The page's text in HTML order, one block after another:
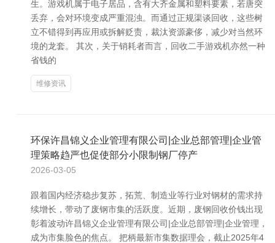
生。游戏机属于电子居品，含有大齐金属和塑料要素，若唐突
丢弃，会对环境变成严重混浊。而通过正规渠谈回收，这些树
立不错得到再应用或拆解贬责，裁汰资源豪侈，减少对当然环
境的龙套。 其次，关于销耗者而言，回收二手游戏机亦然一种
省钱的
维修资讯
环保许昌锦义企业管理有限公司|企业总部管理|企业管
理策略趋严也促使部分小限制钢厂停产
2026-03-05
跟着国内经济稳步复苏，拓荒、制造业等行业对钢材的需求持
续增长，带动了废钢市集的活跃度。近期，废钢回收价钱出现
彰着波动许昌锦义企业管理有限公司|企业总部管理|企业管理，
成为市集脸色的焦点。 把柄最新市集数据理会，截止2025年4